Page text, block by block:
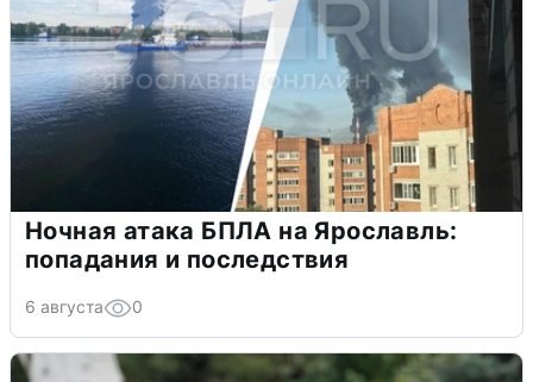
Ночная атака БПЛА на Ярославль:
попадания и последствия
6 августа 0